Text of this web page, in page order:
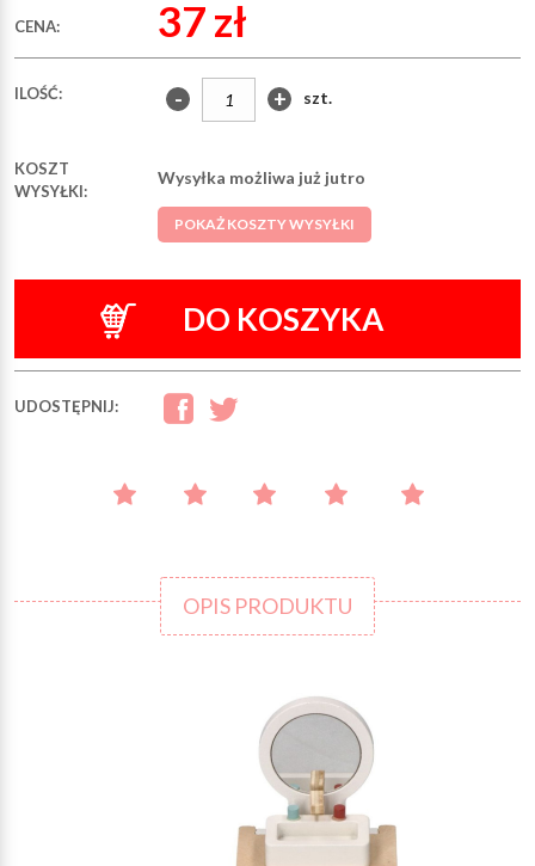
CENA: 37 zł
ILOŚĆ: - + szt.
KOSZT
WYSYŁKI:
Wysyłka możliwa już jutro
POKAŻ KOSZTY WYSYŁKI
DO KOSZYKA
UDOSTĘPNIJ:
OPIS PRODUKTU